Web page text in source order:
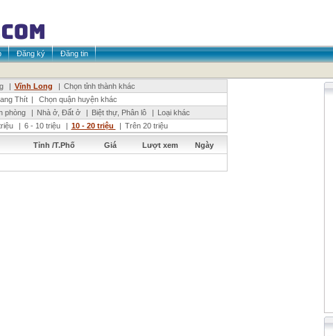
Đăng ký
Đăng tin
| Vĩnh Long | Chọn tỉnh thành khác
Thít |
Chọn quận huyện khác
phòng | Nhà ở, Đất ở | Biệt thự, Phân lô | Loại khác
| 6 - 10 triệu | 10 - 20 triệu | Trên 20 triệu
Tỉnh /T.Phố Giá Lượt xem Ngày